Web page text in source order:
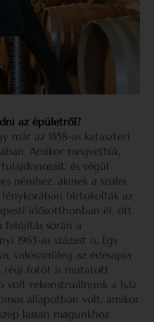
az épületről?
már az 1858-as kataszteri
Amikor megvettük,
és végül
nénihez, akinek a szülei
birtokolták az
idősotthonban él, ott
során a
1963-as százast is. Egy
valószínűleg az édesapja
régi fotót is mutatott
volt rekonstruálnunk a ház
állapotban volt, amikor
lassan magunkhoz